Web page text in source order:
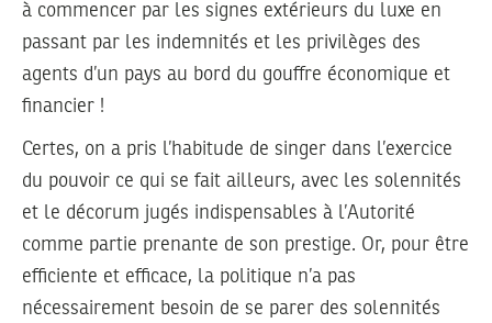
à commencer par les signes extérieurs du luxe en
passant par les indemnités et les privilèges des
agents d’un pays au bord du gouffre économique et
financier !
Certes, on a pris l’habitude de singer dans l’exercice
du pouvoir ce qui se fait ailleurs, avec les solennités
et le décorum jugés indispensables à l’Autorité
comme partie prenante de son prestige. Or, pour être
efficiente et efficace, la politique n’a pas
nécessairement besoin de se parer des solennités